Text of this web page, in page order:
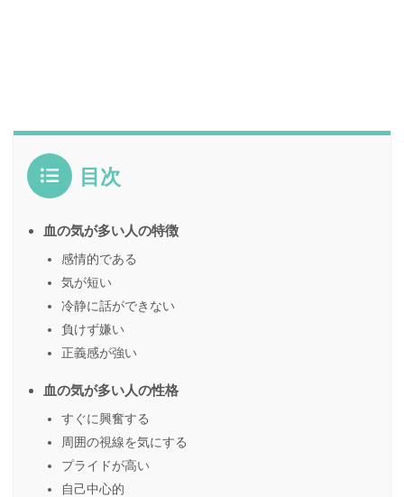
目次
血の気が多い人の特徴
感情的である
気が短い
冷静に話ができない
負けず嫌い
正義感が強い
血の気が多い人の性格
すぐに興奮する
周囲の視線を気にする
プライドが高い
自己中心的